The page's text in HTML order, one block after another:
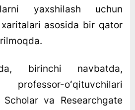
yaxshilash uchun
asosida bir qator
birinchi navbatda,
oʻqituvchilari
va Researchgate